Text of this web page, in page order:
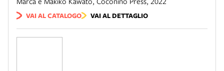
VAI AL CATALOGO VAI AL DETTAGLIO